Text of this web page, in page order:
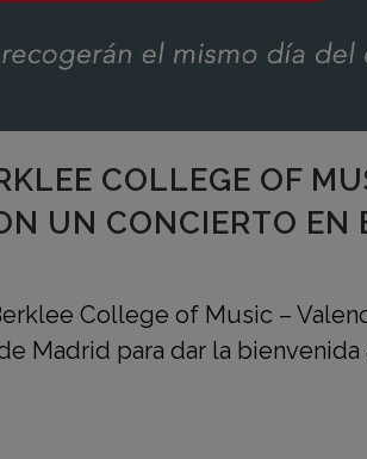
COLLEGE OF
UN CONCIERTO
College of Music –
Madrid para dar la